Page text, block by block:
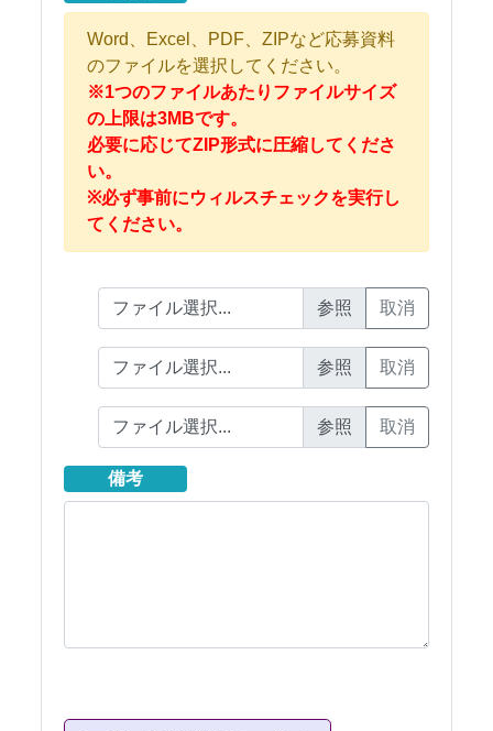
Word、Excel、PDF、ZIPなど応募資料
のファイルを選択してください。
※1つのファイルあたりファイルサイズ
の上限は3MBです。
必要に応じてZIP形式に圧縮してくださ
い。
※必ず事前にウィルスチェックを実行し
てください。
ファイル選択... 取消
ファイル選択... 取消
ファイル選択... 取消
備考